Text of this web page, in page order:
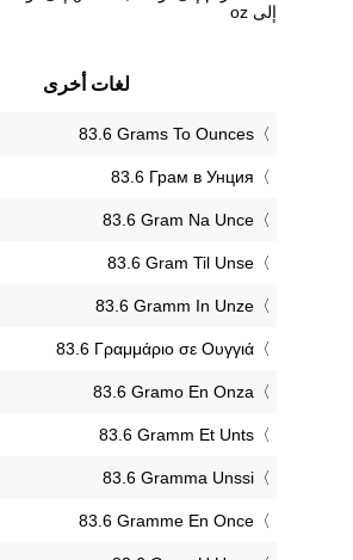
إلى oz
لغات أخرى
‎83.6 Grams To Ounces
‎83.6 Грам в Унция
‎83.6 Gram Na Unce
‎83.6 Gram Til Unse
‎83.6 Gramm In Unze
‎83.6 Γραμμάριο σε Ουγγιά
‎83.6 Gramo En Onza
‎83.6 Gramm Et Unts
‎83.6 Gramma Unssi
‎83.6 Gramme En Once